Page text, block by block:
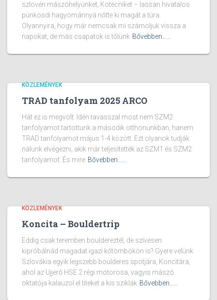
szlovén mászóhelyünket, Kotecniket – lassan hivatalos
pünkösdi hagyománnyá nőtte ki magát a túra.
Olyannyira, hogy már nemcsak mi számoljuk vissza a
napokat, de más csapatok is tőlünk Bővebben...…
KÖZLEMÉNYEK
TRAD tanfolyam 2025 ARCO
Hát ez is megvolt. Idén tavasszal most nem SZM2
tanfolyamot tartottunk a második otthonunkban, hanem
TRAD tanfolyamot május 1-4 között. Ezt olyanok tudják
nálunk elvégezni, akik már teljesítették az SZM1 és SZM2
tanfolyamot. És mire Bővebben...…
KÖZLEMÉNYEK
Koncita – Bouldertrip
Eddig csak teremben bouldereztél, de szívesen
kipróbálnád magadat igazi kőtömbökön is? Gyere velünk
Szlovákia egyik legszebb boulderes spotjára, Koncitára,
ahol az Ujjerő HSE 2 régi motorosa, vagyis mászó
oktatója kalauzol el titeket a kis sziklák Bővebben...…